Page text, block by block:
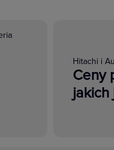
Hitachi i
Ceny
jakich